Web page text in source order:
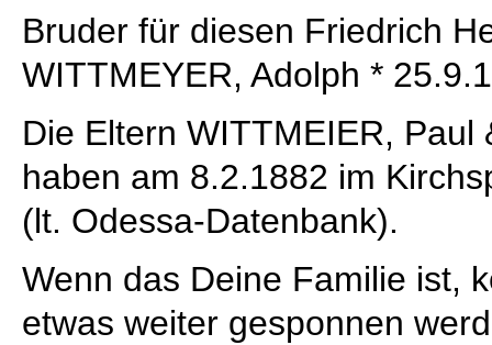
Bruder für diesen Friedrich
WITTMEYER, Adolph *
Die Eltern WITTMEIER, Paul
haben am 8.2.1882 im
(lt. Odessa-Datenbank).
Wenn das Deine Familie ist,
etwas weiter gesponnen